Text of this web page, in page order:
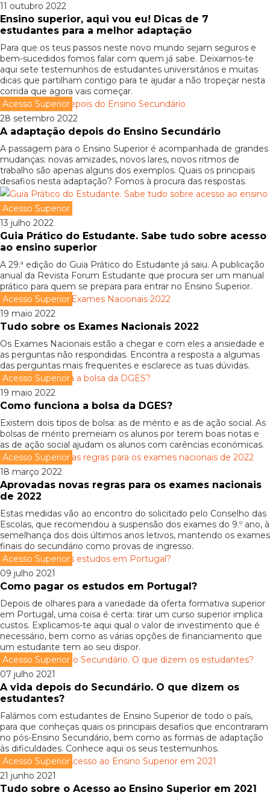
11 outubro 2022
Ensino superior, aqui vou eu! Dicas de 7
estudantes para a melhor adaptação
Para que os teus passos neste novo mundo sejam seguros e
bem-sucedidos fomos falar com quem já sabe. Deixamos-te
aqui sete testemunhos de estudantes universitários e muitas
dicas que partilham contigo para te ajudar a não tropeçar nesta
corrida que agora vais começar.
Acesso Superior
28 setembro 2022
A adaptação depois do Ensino Secundário
A passagem para o Ensino Superior é acompanhada de grandes
mudanças: novas amizades, novos lares, novos ritmos de
trabalho são apenas alguns dos exemplos. Quais os principais
desafios nesta adaptação? Fomos à procura das respostas.
Acesso Superior
13 julho 2022
Guia Prático do Estudante. Sabe tudo sobre acesso
ao ensino superior
A 29.ª edição do Guia Prático do Estudante já saiu. A publicação
anual da Revista Forum Estudante que procura ser um manual
prático para quem se prepara para entrar no Ensino Superior.
Acesso Superior
19 maio 2022
Tudo sobre os Exames Nacionais 2022
Os Exames Nacionais estão a chegar e com eles a ansiedade e
as perguntas não respondidas. Encontra a resposta a algumas
das perguntas mais frequentes e esclarece as tuas dúvidas.
Acesso Superior
19 maio 2022
Como funciona a bolsa da DGES?
Existem dois tipos de bolsa: as de mérito e as de ação social. As
bolsas de mérito premeiam os alunos por terem boas notas e
as de ação social ajudam os alunos com carências económicas.
Acesso Superior
18 março 2022
Aprovadas novas regras para os exames nacionais
de 2022
Estas medidas vão ao encontro do solicitado pelo Conselho das
Escolas, que recomendou a suspensão dos exames do 9.º ano, à
semelhança dos dois últimos anos letivos, mantendo os exames
finais do secundário como provas de ingresso.
Acesso Superior
09 julho 2021
Como pagar os estudos em Portugal?
Depois de olhares para a variedade da oferta formativa superior
em Portugal, uma coisa é certa: tirar um curso superior implica
custos. Explicamos-te aqui qual o valor de investimento que é
necessário, bem como as várias opções de financiamento que
um estudante tem ao seu dispor.
Acesso Superior
07 julho 2021
A vida depois do Secundário. O que dizem os
estudantes?
Falámos com estudantes de Ensino Superior de todo o país,
para que conheças quais os principais desafios que encontraram
no pós-Ensino Secundário, bem como as formas de adaptação
às dificuldades. Conhece aqui os seus testemunhos.
Acesso Superior
21 junho 2021
Tudo sobre o Acesso ao Ensino Superior em 2021